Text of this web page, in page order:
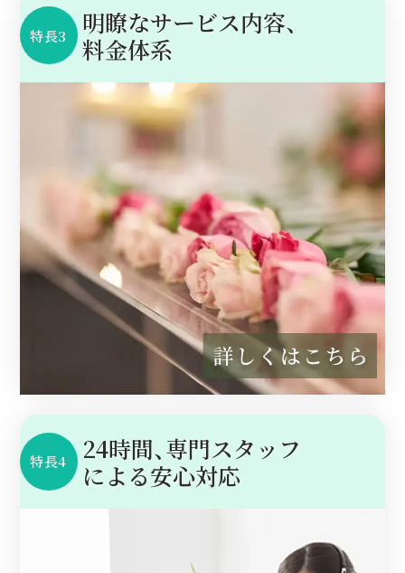
特長3
明瞭なサービス内容、
料金体系
特長4
24時間、専門スタッフ
による安心対応